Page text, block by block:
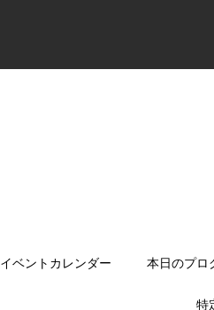
イベントカレンダー 本日のプロ
特